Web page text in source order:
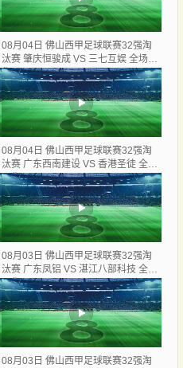
08月04日 佛山西甲足球联赛32强淘
汰赛 肇庆恒骏成 VS 三七互娱 全场录
像
08月04日 佛山西甲足球联赛32强淘
汰赛 广东西南建设 VS 香港圣徒 全场
录像
08月03日 佛山西甲足球联赛32强淘
汰赛 广东凤铝 VS 湛江八部科技 全场
录像
08月03日 佛山西甲足球联赛32强淘